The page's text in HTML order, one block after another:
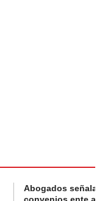
Abogados
convenios ente